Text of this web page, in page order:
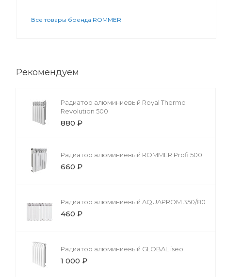
Все товары бренда ROMMER
Рекомендуем
Радиатор алюминиевый Royal Thermo
Revolution 500
880 ₽
Радиатор алюминиевый ROMMER Profi 500
660 ₽
Радиатор алюминиевый AQUAPROM 350/80
460 ₽
Радиатор алюминиевый GLOBAL iseo
1 000 ₽